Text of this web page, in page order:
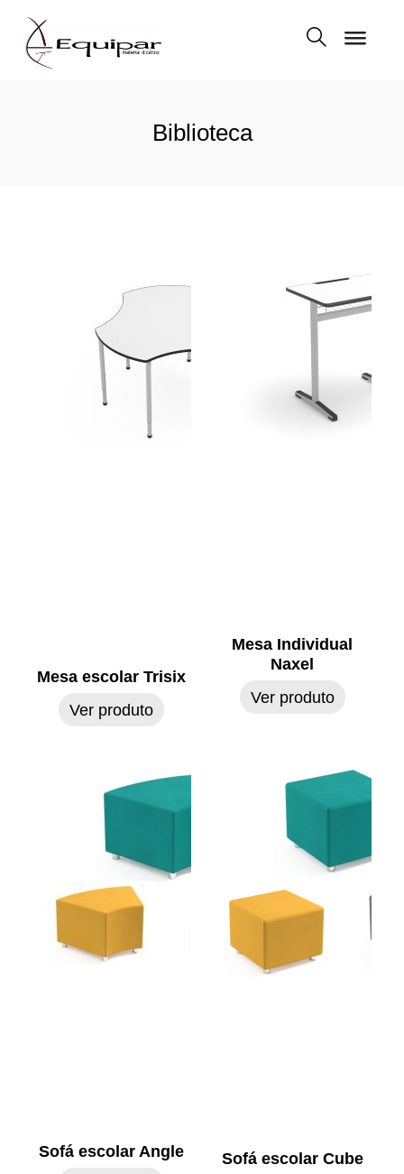
Biblioteca
Mesa escolar Trisix
Ver produto
Mesa Individual
Naxel
Ver produto
Sofá escolar Angle
Sofá escolar Cube